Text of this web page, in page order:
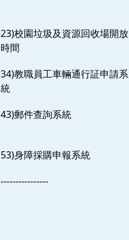
23)校園垃圾及資源回收場開放
時間
34)教職員工車輛通行証申請系
統
43)郵件查詢系統
53)身障採購申報系統
----------------